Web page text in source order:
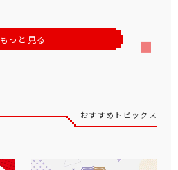
もっと見る
おすすめトピックス